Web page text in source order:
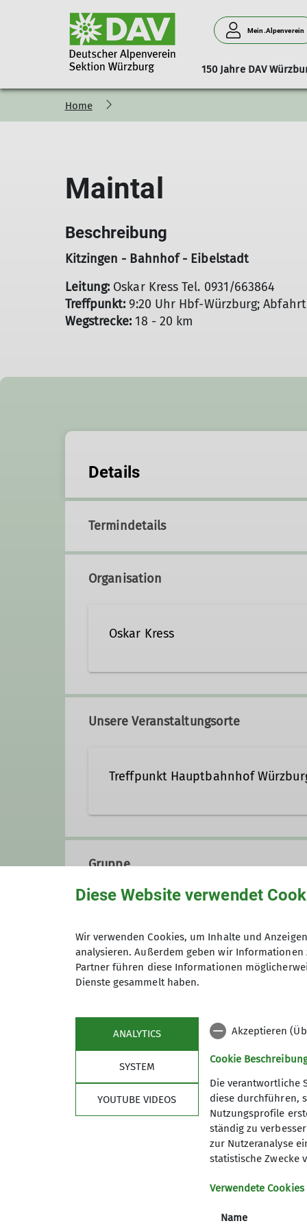
Mein.Alpenverein
150 Jahre DAV
Vorstand Beirat Ehrenamt
Sportangebote
AufgabenGruppen
Mitgliedschaft Spenden Bibliothek
Vernagthütte
Stadtmeisterschaft_2026 News Preise &
Home
Maintal
Beschreibung
Kitzingen - Bahnhof - Eibelstadt
Leitung: Oskar Kress Tel. 0931/663864
Treffpunkt:9:20 Uhr Hbf-Würzburg;
Wegstrecke: 18 - 20 km
Details
Termindetails
Organisation
Oskar Kress
Unsere Veranstaltungsorte
Treffpunkt Hauptbahnhof
Gruppe
Wir wandern regelmäßig
Im
Kurs-
Diese Website verwendet
Wir verwenden Cookies, um Inhalte und
analysieren. Außerdem geben wir
Partner führen diese Informationen
Dienste gesammelt haben.
ANALYTICS
SYSTEM
YOUTUBE VIDEOS
Akzeptieren
Cookie
Die verantwortliche
diese durchführen,
Nutzungsprofile
ständig zu
zur Nutzeranalyse
statistische Zwecke
Verwendete Cookies
Name